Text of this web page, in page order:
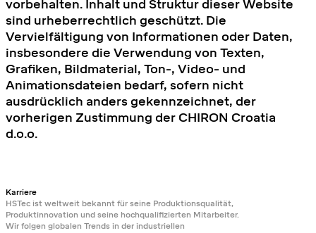
vorbehalten. Inhalt und Struktur dieser Website
sind urheberrechtlich geschützt. Die
Vervielfältigung von Informationen oder Daten,
insbesondere die Verwendung von Texten,
Grafiken, Bildmaterial, Ton-, Video- und
Animationsdateien bedarf, sofern nicht
ausdrücklich anders gekennzeichnet, der
vorherigen Zustimmung der CHIRON Croatia
d.o.o.
Karriere
HSTec ist weltweit bekannt für seine Produktionsqualität,
Produktinnovation und seine hochqualifizierten Mitarbeiter.
Wir folgen globalen Trends in der industriellen